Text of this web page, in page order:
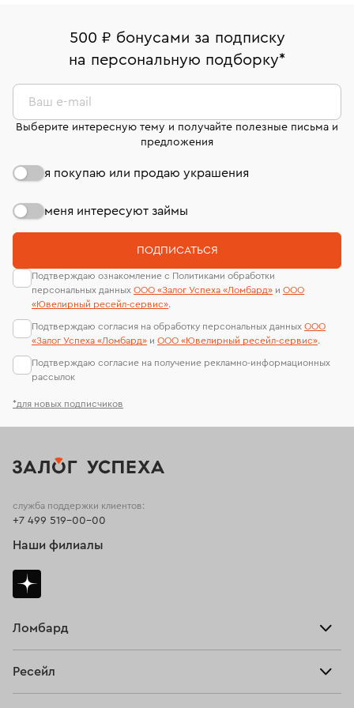
комиссионных украшений и часов смотрите на
странице«Возврат украшений»
Срок бронирования украшения при самовывозе из
филиала - 1 день, не считая день бронирования.
номер (УИН)
На особо ценные изделия получены
сертификаты МГУ и других геммологических
лабораторий
500 ₽ бонусами за подписку
на персональную подборку*
*для новых подписчиков
Ваш e-mail
Выберите интересную тему и получайте полезные письма и
предложения
я покупаю или продаю украшения
меня интересуют займы
ПОДПИСАТЬСЯ
Подтверждаю ознакомление с Политиками обработки
персональных данных ООО «Залог Успеха «Ломбард» и ООО
«Ювелирный ресейл-сервиc».
Подтверждаю согласия на обработку персональных данных ООО
«Залог Успеха «Ломбард» и ООО «Ювелирный ресейл-сервиc».
Подтверждаю согласие на получение рекламно-информационных
рассылок
Ломбард
Ресейл
служба поддержки клиентов:
+7 499 519-00-00
Наши филиалы